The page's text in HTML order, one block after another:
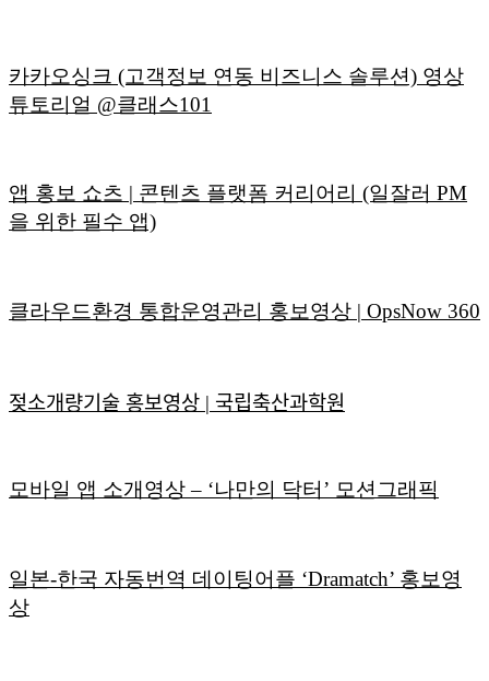
카카오싱크 (고객정보 연동 비즈니스 솔루션) 영상
튜토리얼 @클래스101
앱 홍보 쇼츠 | 콘텐츠 플랫폼 커리어리 (일잘러 PM
을 위한 필수 앱)
클라우드환경 통합운영관리 홍보영상 | OpsNow 360
젖소개량기술 홍보영상 | 국립축산과학원
모바일 앱 소개영상 – ‘나만의 닥터’ 모션그래픽
일본-한국 자동번역 데이팅어플 ‘Dramatch’ 홍보영
상